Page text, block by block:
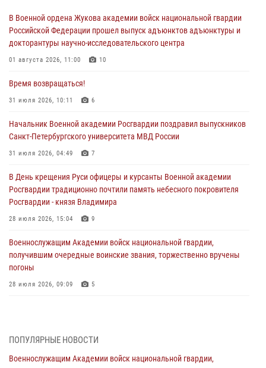
В Военной ордена Жукова академии войск национальной гвардии
Российской Федерации прошел выпуск адъюнктов адъюнктуры и
докторантуры научно-исследовательского центра
01 августа 2026, 11:00 10
Время возвращаться!
31 июля 2026, 10:11 6
Начальник Военной академии Росгвардии поздравил выпускников
Санкт-Петербургского университета МВД России
31 июля 2026, 04:49 7
В День крещения Руси офицеры и курсанты Военной академии
Росгвардии традиционно почтили память небесного покровителя
Росгвардии - князя Владимира
28 июля 2026, 15:04 9
Военнослужащим Академии войск национальной гвардии,
получившим очередные воинские звания, торжественно вручены
погоны
28 июля 2026, 09:09 5
27 июля 2026, 14:49 7
Военная академия информирует!
ПОПУЛЯРНЫЕ НОВОСТИ
Военнослужащим Академии войск национальной гвардии,